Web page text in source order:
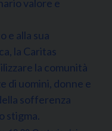
valore e
e alla sua
la Caritas
la comunità
di uomini, donne e
sofferenza
stigma.